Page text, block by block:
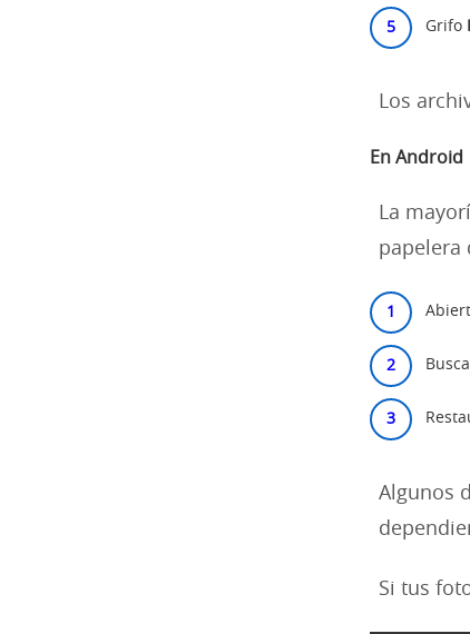
Grifo
Los
En Android
La
papelera
Algunos
Si tus